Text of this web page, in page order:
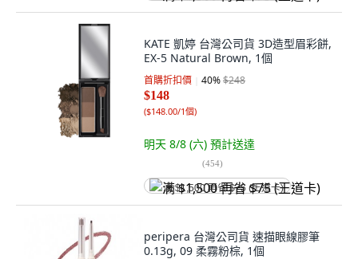
KATE 凱婷 台灣公司貨 3D造型眉彩餅,
EX-5 Natural Brown, 1個
首購折扣價 40%$248
$148
($148.00/1個)
明天 8/8 (六) 預計送達
(454)
满 $1,500 再省 $75 (王道卡)
peripera 台灣公司貨 速描眼線膠筆
0.13g, 09 柔霧粉棕, 1個